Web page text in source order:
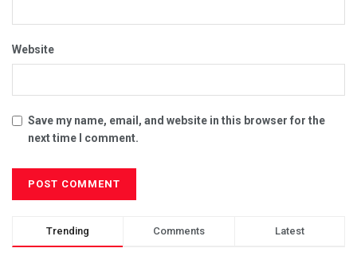
Website
Save my name, email, and website in this browser for the
next time I comment.
Trending Comments Latest